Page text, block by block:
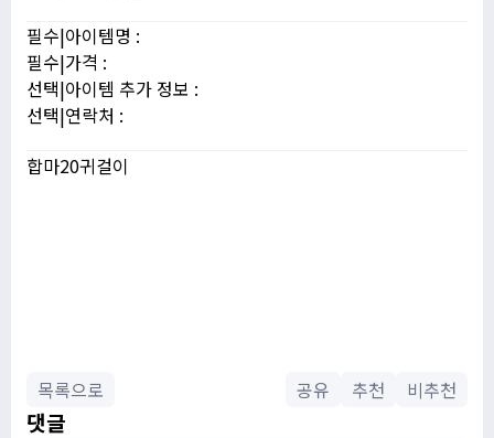
필수|아이템명 :
필수|가격 :
선택|아이템 추가 정보 :
선택|연락처 :
합마20귀걸이
목록으로 공유 추천 비추천
댓글